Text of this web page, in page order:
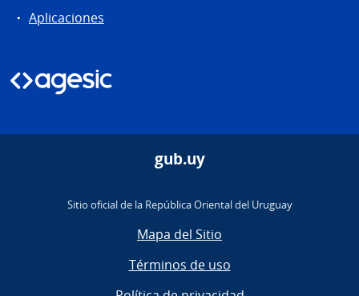
Aplicaciones
gub.uy
Sitio oficial de la República Oriental del Uruguay
Mapa del Sitio
Términos de uso